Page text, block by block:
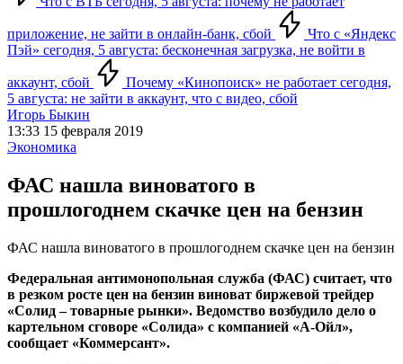
приложение, не зайти в онлайн-банк, сбой
Что с «Яндекс
Пэй» сегодня, 5 августа: бесконечная загрузка, не войти в
аккаунт, сбой
Почему «Кинопоиск» не работает сегодня,
5 августа: не зайти в аккаунт, что с видео, сбой
Игорь Быкин
13:33 15 февраля 2019
Экономика
ФАС нашла виноватого в
прошлогоднем скачке цен на бензин
ФАС нашла виноватого в прошлогоднем скачке цен на бензин
Федеральная антимонопольная служба (ФАС) считает, что
в резком росте цен на бензин виноват биржевой трейдер
«Солид – товарные рынки». Ведомство возбудило дело о
картельном сговоре «Солида» с компанией «А-Ойл»,
сообщает «Коммерсант».